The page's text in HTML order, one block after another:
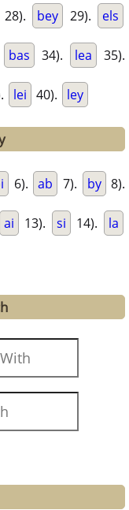
28). bey 29). els
bas 34). lea 35).
lei 40). ley
6). ab 7). by 8).
ai 13). si 14). la